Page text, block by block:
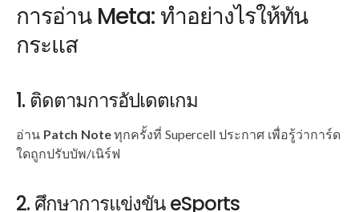
การอ่าน Meta: ทำอย่างไรให้ทัน
กระแส
1. ติดตามการอัปเดตเกม
อ่าน Patch Noteทุกครั้งที่ Supercell ประกาศ เพื่อรู้ว่าการ์ด
ใดถูกปรับบัพ/เนิร์ฟ
2. ศึกษาการแข่งขัน eSports